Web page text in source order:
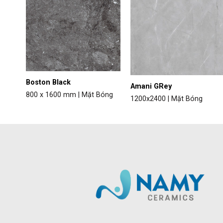
Boston Black
800 x 1600 mm | Mặt Bóng
Amani GRey
1200x2400 | Mặt Bóng